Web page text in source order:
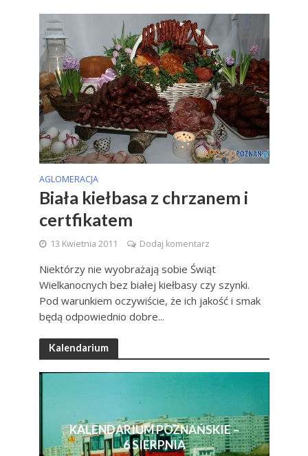
AGLOMERACJA
Biała kiełbasa z chrzanem i
certfikatem
13 Kwietnia 2011 Dodaj komentarz
Niektórzy nie wyobrażają sobie Świąt
Wielkanocnych bez białej kiełbasy czy szynki.
Pod warunkiem oczywiście, że ich jakość i smak
będą odpowiednio dobre...
Kalendarium
KALENDARIUM POZNAŃSKIE –
6 SIERPNIA